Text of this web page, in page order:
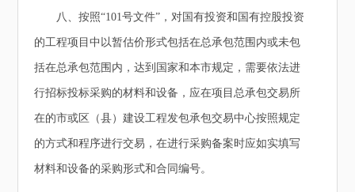
八、按照“101号文件”，对国有投资和国有控股投资
的工程项目中以暂估价形式包括在总承包范围内或未包
括在总承包范围内，达到国家和本市规定，需要依法进
行招标投标采购的材料和设备，应在项目总承包交易所
在的市或区（县）建设工程发包承包交易中心按照规定
的方式和程序进行交易，在进行采购备案时应如实填写
材料和设备的采购形式和合同编号。